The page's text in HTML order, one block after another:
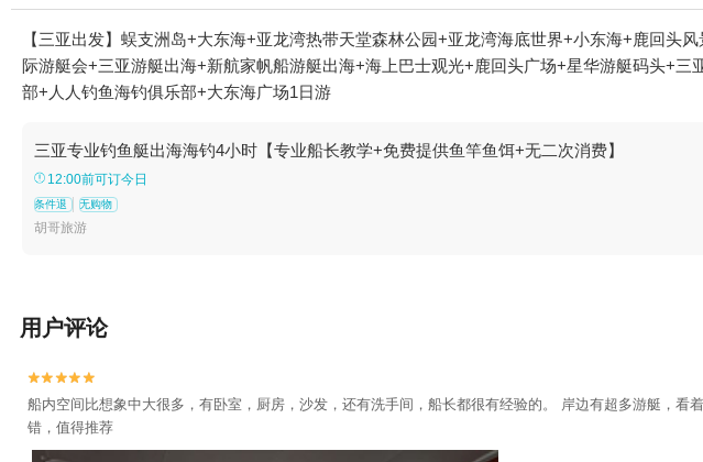
【三亚出发】蜈支洲岛+大东海+亚龙湾热带天堂森林公园+亚龙湾海底世界+小东海+鹿回
际游艇会+三亚游艇出海+新航家帆船游艇出海+海上巴士观光+鹿回头广场+星华游艇码头+
部+人人钓鱼海钓俱乐部+大东海广场1日游
三亚专业钓鱼艇出海海钓4小时【专业船长教学+免费提供鱼竿鱼饵+无二次消费】
12:00前可订今日
条件退 无购物
胡哥旅游
用户评论


船内空间比想象中大很多，有卧室，厨房，沙发，还有洗手间，船长都很有经验的。 岸边有超多游艇，
错，值得推荐